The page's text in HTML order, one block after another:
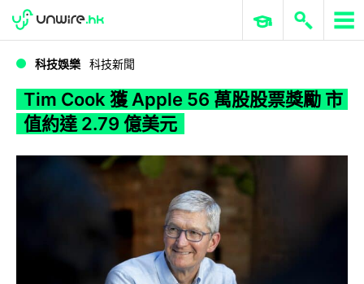
WWDC 2026 ERP 與商業 AI
科技娛樂 科技新聞
Tim Cook 獲 Apple 56 萬股股票獎勵 市
值約達 2.79 億美元